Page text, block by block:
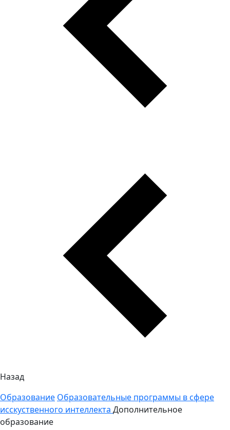
Назад
Образование Образовательные программы в сфере
исскуственного интеллекта Дополнительное
образование